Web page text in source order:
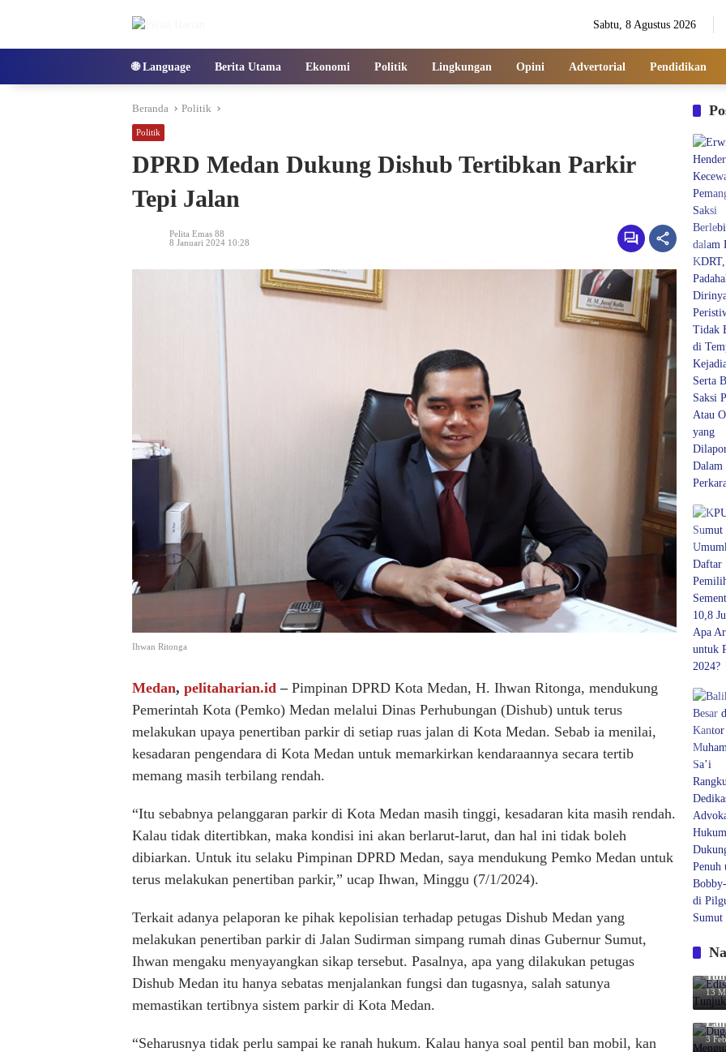
Sabtu, 8 Agustus 2026
🌐 Language Berita Utama Ekonomi Politik Lingkungan Opini Advertorial Pendidikan
Beranda Politik
Politik
DPRD Medan Dukung Dishub Tertibkan Parkir
Tepi Jalan
Pelita Emas 88
8 Januari 2024 10:28
Ihwan Ritonga
Medan, pelitaharian.id – Pimpinan DPRD Kota Medan, H. Ihwan Ritonga, mendukung
Pemerintah Kota (Pemko) Medan melalui Dinas Perhubungan (Dishub) untuk terus
melakukan upaya penertiban parkir di setiap ruas jalan di Kota Medan. Sebab ia menilai,
kesadaran pengendara di Kota Medan untuk memarkirkan kendaraannya secara tertib
memang masih terbilang rendah.
“Itu sebabnya pelanggaran parkir di Kota Medan masih tinggi, kesadaran kita masih rendah.
Kalau tidak ditertibkan, maka kondisi ini akan berlarut-larut, dan hal ini tidak boleh
dibiarkan. Untuk itu selaku Pimpinan DPRD Medan, saya mendukung Pemko Medan untuk
terus melakukan penertiban parkir,” ucap Ihwan, Minggu (7/1/2024).
Terkait adanya pelaporan ke pihak kepolisian terhadap petugas Dishub Medan yang
melakukan penertiban parkir di Jalan Sudirman simpang rumah dinas Gubernur Sumut,
Ihwan mengaku menyayangkan sikap tersebut. Pasalnya, apa yang dilakukan petugas
Dishub Medan itu hanya sebatas menjalankan fungsi dan tugasnya, salah satunya
memastikan tertibnya sistem parkir di Kota Medan.
“Seharusnya tidak perlu sampai ke ranah hukum. Kalau hanya soal pentil ban mobil, kan
13
3